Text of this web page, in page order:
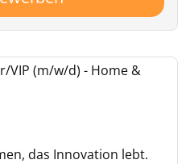
VIP (m/w/d) - Home &
das Innovation lebt.